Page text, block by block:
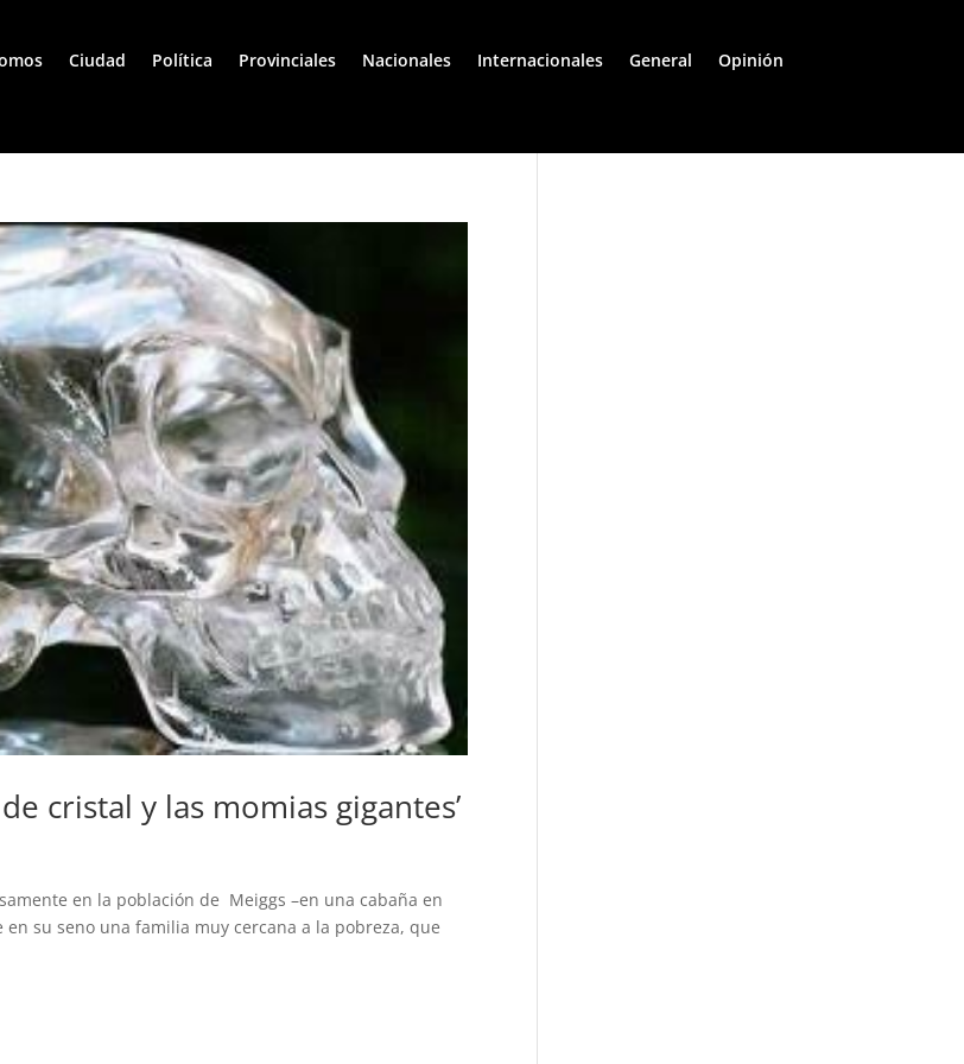
Ciudad Política Provinciales Nacionales Internacionales General Opinión
cristal y las momias gigantes’
en la población de Meiggs –en una cabaña en
en su seno una familia muy cercana a la pobreza, que